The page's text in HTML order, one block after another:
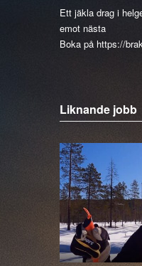
Ett jäkla drag i
emot nästa
Boka på https://
Liknande jobb